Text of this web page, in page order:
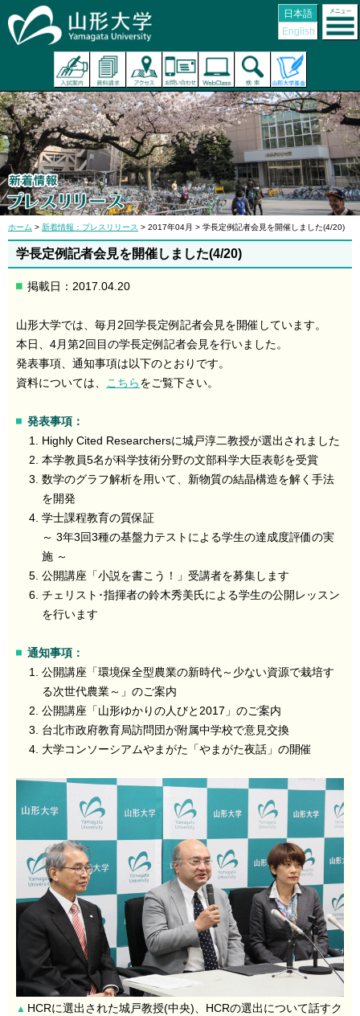
日本語
English
ホーム > 新着情報：プレスリリース > 2017年04月 > 学長定例記者会見を開催しました(4/20)
学長定例記者会見を開催しました(4/20)
掲載日：2017.04.20
山形大学では、毎月2回学長定例記者会見を開催しています。
本日、4月第2回目の学長定例記者会見を行いました。
発表事項、通知事項は以下のとおりです。
資料については、
こちらをご覧下さい。
発表事項：
Highly Cited Researchersに城戸淳二教授が選出されました
本学教員5名が科学技術分野の文部科学大臣表彰を受賞
数学のグラフ解析を用いて、新物質の結晶構造を解く手法
を開発
学士課程教育の質保証
～ 3年3回3種の基盤力テストによる学生の達成度評価の実
施 ～
公開講座「小説を書こう！」受講者を募集します
チェリスト･指揮者の鈴木秀美氏による学生の公開レッスン
を行います
通知事項：
公開講座「環境保全型農業の新時代～少ない資源で栽培す
る次世代農業～」のご案内
公開講座「山形ゆかりの人びと2017」のご案内
台北市政府教育局訪問団が附属中学校で意見交換
大学コンソーシアムやまがた「やまがた夜話」の開催
▲ HCRに選出された城戸教授(中央)、HCRの選出について話すク